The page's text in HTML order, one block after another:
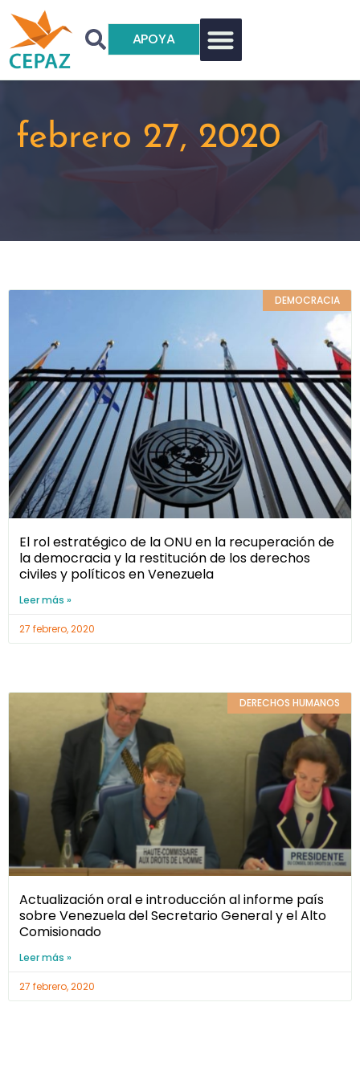
APOYA
febrero 27, 2020
DEMOCRACIA
El rol estratégico de la ONU en la recuperación de
la democracia y la restitución de los derechos
civiles y políticos en Venezuela
Leer más »
27 febrero, 2020
DERECHOS HUMANOS
Actualización oral e introducción al informe país
sobre Venezuela del Secretario General y el Alto
Comisionado
Leer más »
27 febrero, 2020